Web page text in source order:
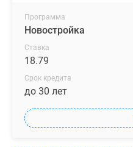
Программа
Новостройка
Ставка
18.79
Срок кредита
до 30 лет